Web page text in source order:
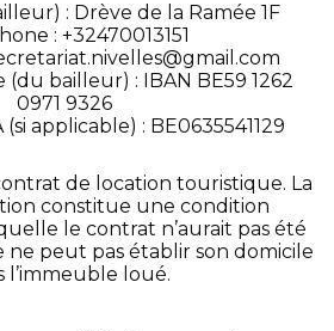
: Drève de la Ramée 1F
: +32470013151
bailleur) : IBAN BE59 1262
0971 9326
applicable) : BE0635541129
de location touristique. La
constitue une condition
le contrat n’aurait pas été
ne peut pas établir son domicile
l’immeuble loué.